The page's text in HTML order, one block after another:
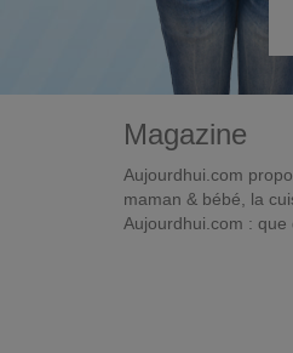
Magazine
Aujourdhui.com
maman & bébé, la
Aujourdhui.com :